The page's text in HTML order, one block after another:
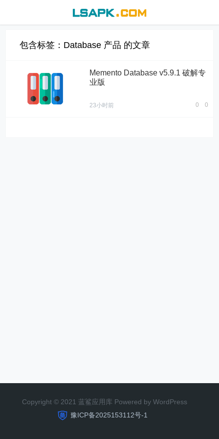
包含标签：Database 产品 的文章
Memento Database v5.9.1 破解专
业版
23小时前 0 0
Copyright © 2021 蓝鲨应用库 Powered by WordPress
豫ICP备2025153112号-1